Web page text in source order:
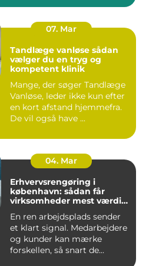
07. Mar
Tandlæge vanløse sådan
vælger du en tryg og
kompetent klinik
Mange, der søger Tandlæge
Vanløse, leder ikke kun efter
en kort afstand hjemmefra.
De vil også have ...
04. Mar
Erhvervsrengøring i
københavn: sådan får
virksomheder mest værdi
En ren arbejdsplads sender
et klart signal. Medarbejdere
og kunder kan mærke
forskellen, så snart de...